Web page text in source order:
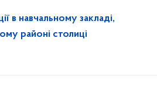
в навчальному закладі,
районі столиці